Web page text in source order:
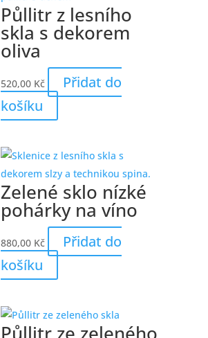
Půllitr z lesního
skla s dekorem
oliva
520,00 Kč
Přidat do
košíku
Zelené sklo nízké
pohárky na víno
880,00 Kč
Přidat do
košíku